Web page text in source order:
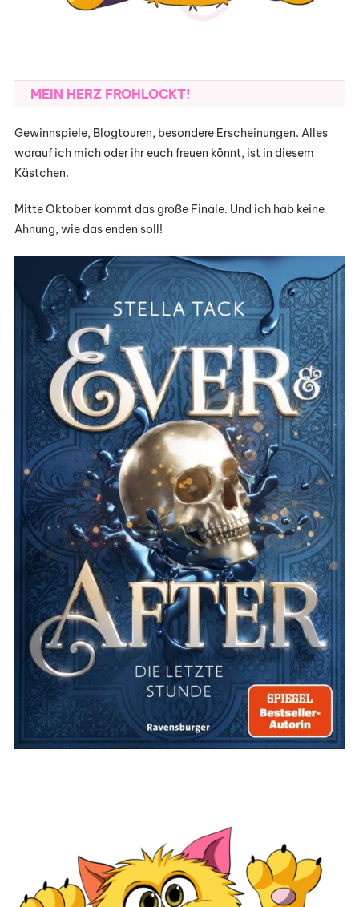
MEIN HERZ FROHLOCKT!
Gewinnspiele, Blogtouren, besondere Erscheinungen. Alles
worauf ich mich oder ihr euch freuen könnt, ist in diesem
Kästchen.
Mitte Oktober kommt das große Finale. Und ich hab keine
Ahnung, wie das enden soll!